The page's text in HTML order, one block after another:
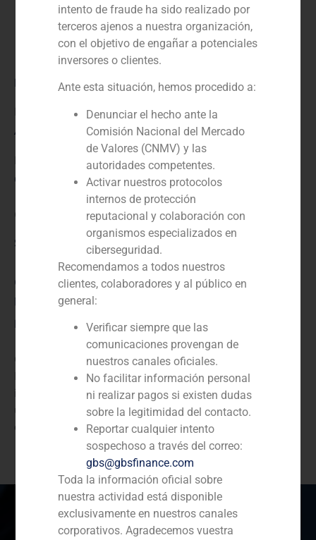
Rol:
Financial advisor to the buyer
Año:
Cliente:
Grupo Prasur
Servicio / Sector
Corporate Finance,Inmobiliario (residencial, comercial,
parques logísticos, industria)
Descripción
GBS Finance actuó como asesor financiero de
Inmobiliaria Colonial en la adquisición de activos
inmobiliarios del Grupo Prasur. Inmobiliaria Colonial es
una corporación multinacional que engloba empresas
del ámbito inmobiliario.
intento de fraude ha sido realizado por
terceros ajenos a nuestra organización,
con el objetivo de engañar a potenciales
inversores o clientes.
Ante esta situación, hemos procedido a:
Denunciar el hecho ante la
Comisión Nacional del Mercado
de Valores (CNMV) y las
autoridades competentes.
Activar nuestros protocolos
internos de protección
reputacional y colaboración con
organismos especializados en
ciberseguridad.
Recomendamos a todos nuestros
clientes, colaboradores y al público en
general:
Verificar siempre que las
comunicaciones provengan de
nuestros canales oficiales.
No facilitar información personal
ni realizar pagos si existen dudas
sobre la legitimidad del contacto.
Reportar cualquier intento
sospechoso a través del correo:
gbs@gbsfinance.com
Toda la información oficial sobre
nuestra actividad está disponible
exclusivamente en nuestros canales
corporativos. Agradecemos vuestra